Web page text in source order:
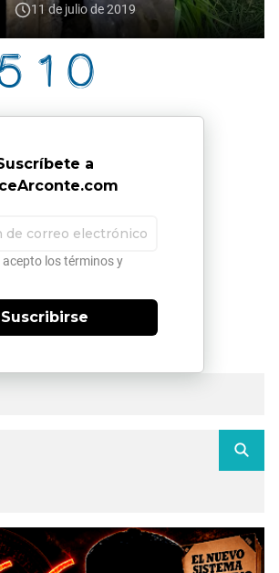
11 de julio de 2019
a
acepto los términos y
Suscribirse